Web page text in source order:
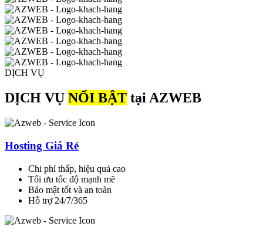
DỊCH VỤ
DỊCH VỤ NỔI BẬT tại AZWEB
Hosting Giá Rẻ
Chi phí thấp, hiệu quả cao
Tối ưu tốc độ mạnh mẽ
Bảo mật tốt và an toàn
Hỗ trợ 24/7/365